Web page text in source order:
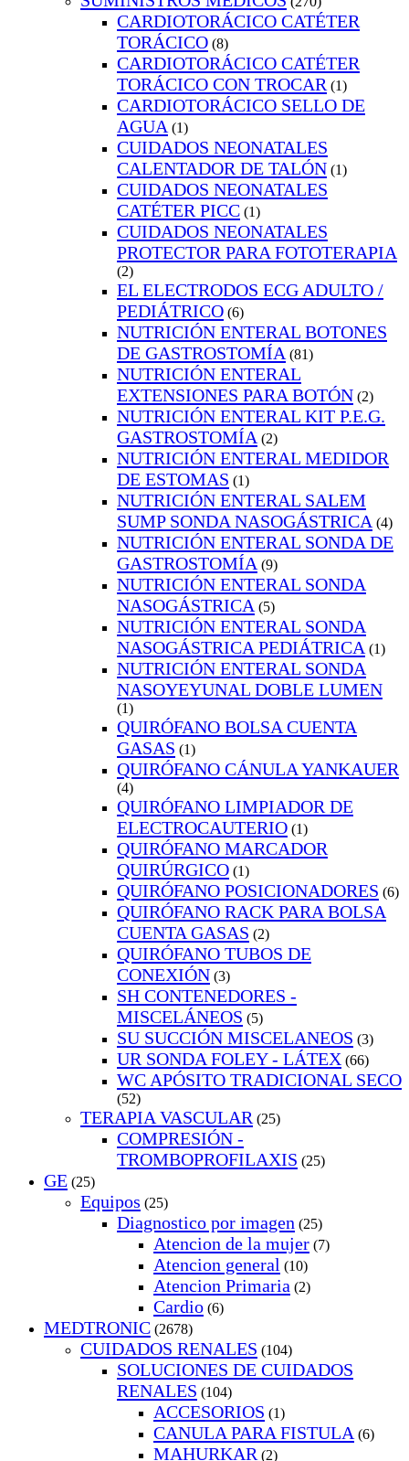
CARDIOTORÁCICO CATÉTER
TORÁCICO (8)
CARDIOTORÁCICO CATÉTER
TORÁCICO CON TROCAR (1)
CARDIOTORÁCICO SELLO DE
AGUA (1)
CUIDADOS NEONATALES
CALENTADOR DE TALÓN (1)
CUIDADOS NEONATALES
CATÉTER PICC (1)
CUIDADOS NEONATALES
PROTECTOR PARA FOTOTERAPIA
(2)
EL ELECTRODOS ECG ADULTO /
PEDIÁTRICO (6)
NUTRICIÓN ENTERAL BOTONES
DE GASTROSTOMÍA (81)
NUTRICIÓN ENTERAL
EXTENSIONES PARA BOTÓN (2)
NUTRICIÓN ENTERAL KIT P.E.G.
GASTROSTOMÍA (2)
NUTRICIÓN ENTERAL MEDIDOR
DE ESTOMAS (1)
NUTRICIÓN ENTERAL SALEM
SUMP SONDA NASOGÁSTRICA (4)
NUTRICIÓN ENTERAL SONDA DE
GASTROSTOMÍA (9)
NUTRICIÓN ENTERAL SONDA
NASOGÁSTRICA (5)
NUTRICIÓN ENTERAL SONDA
NASOGÁSTRICA PEDIÁTRICA (1)
NUTRICIÓN ENTERAL SONDA
NASOYEYUNAL DOBLE LUMEN
(1)
QUIRÓFANO BOLSA CUENTA
GASAS (1)
QUIRÓFANO CÁNULA YANKAUER
(4)
QUIRÓFANO LIMPIADOR DE
ELECTROCAUTERIO (1)
QUIRÓFANO MARCADOR
QUIRÚRGICO (1)
QUIRÓFANO POSICIONADORES (6)
QUIRÓFANO RACK PARA BOLSA
CUENTA GASAS (2)
QUIRÓFANO TUBOS DE
CONEXIÓN (3)
SH CONTENEDORES -
MISCELÁNEOS (5)
SU SUCCIÓN MISCELANEOS (3)
UR SONDA FOLEY - LÁTEX (66)
WC APÓSITO TRADICIONAL SECO
(52)
TERAPIA VASCULAR (25)
COMPRESIÓN -
TROMBOPROFILAXIS (25)
GE (25)
Equipos (25)
Diagnostico por imagen (25)
Atencion de la mujer (7)
Atencion general (10)
Atencion Primaria (2)
Cardio (6)
MEDTRONIC (2678)
CUIDADOS RENALES (104)
SOLUCIONES DE CUIDADOS
RENALES (104)
ACCESORIOS (1)
CANULA PARA FISTULA (6)
MAHURKAR (2)